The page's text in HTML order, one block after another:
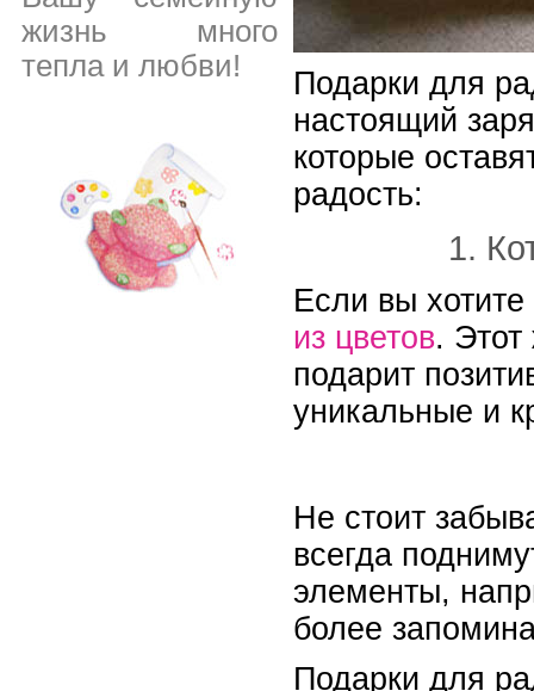
жизнь много
тепла и любви!
Подарки для
настоящий
которые
радость:
1.
Если вы
из цветов. Этот
подарит
уникальные и
Не стоит
всегда
элементы,
более
Подарки для